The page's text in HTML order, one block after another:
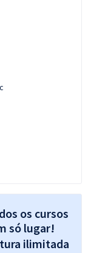
os cursos
só lugar!